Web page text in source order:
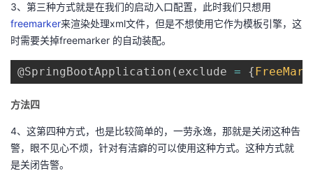
3、第三种方式就是在我们的启动入口配置，此时我们只想用
freemarker来渲染处理xml文件，但是不想使用它作为模板引擎，这
时需要关掉freemarker 的自动装配。
@SpringBootApplication ( exclude = {
方法四
4、这第四种方式，也是比较简单的，一劳永逸，那就是关闭这种告
警，眼不见心不烦，针对有洁癖的可以使用这种方式。这种方式就
是关闭告警。